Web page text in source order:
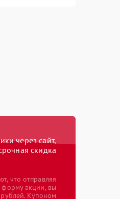
через сайт,
скидка
что отправляя
форму акции, вы
Купоном